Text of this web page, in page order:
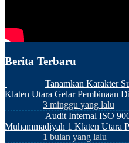
Berita Terbaru
Tanamkan Karakter
Klaten Utara Gelar Pembinaan
3 minggu yang lalu
Audit Internal ISO
Muhammadiyah 1 Klaten Utara
1 bulan yang lalu